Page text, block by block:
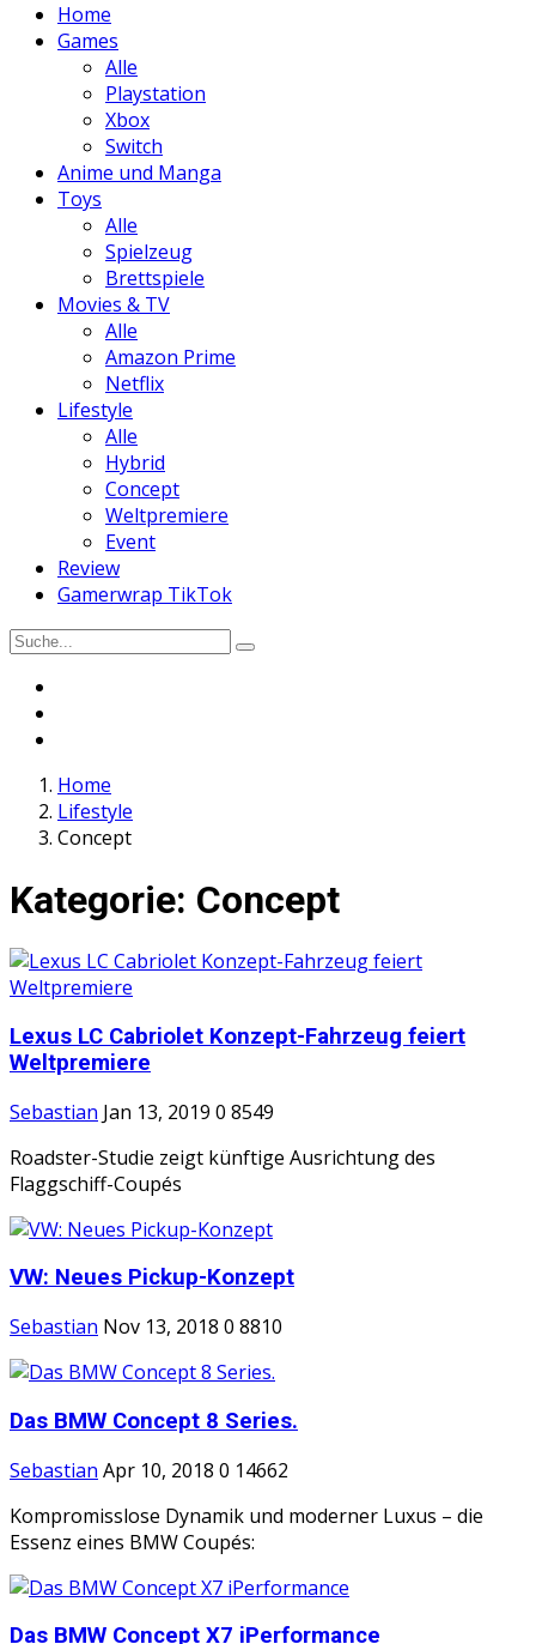
Home
Games
Alle
Playstation
Xbox
Switch
Anime und Manga
Toys
Alle
Spielzeug
Brettspiele
Movies & TV
Alle
Amazon Prime
Netflix
Lifestyle
Alle
Hybrid
Concept
Weltpremiere
Event
Review
Gamerwrap TikTok
Home
Lifestyle
Concept
Kategorie: Concept
Lexus LC Cabriolet Konzept-Fahrzeug feiert
Weltpremiere
Sebastian Jan 13, 2019 0 8549
Roadster-Studie zeigt künftige Ausrichtung des
Flaggschiff-Coupés
VW: Neues Pickup-Konzept
Sebastian Nov 13, 2018 0 8810
Das BMW Concept 8 Series.
Sebastian Apr 10, 2018 0 14662
Kompromisslose Dynamik und moderner Luxus – die
Essenz eines BMW Coupés:
Das BMW Concept X7 iPerformance